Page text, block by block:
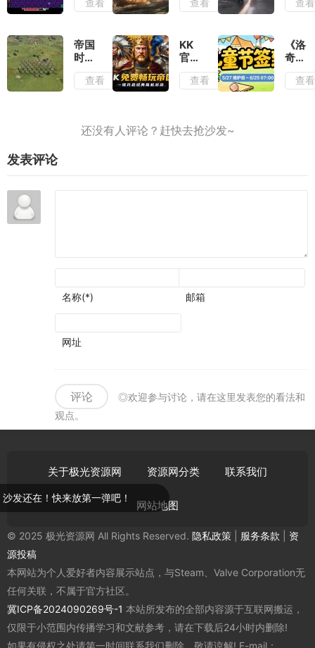
不意
适的
位置
评：
复古
滤镜
去看
查看
记忆
评：
大体
玩法
不变
的情
了视
查看
评：
厚到
几乎
无法
忽视
查看
帝国
时代
4岳
飞传
叙事
查看
KK
官方
对战
平台
2》
查看
《洛
奇》
童趣
查看
发表评论
名称(*) 邮箱
网址
评论
◎欢迎参与讨论，请在这里发表您的看法和
观点。
关于极光资源网 资源网分类 联系我们
网站地图
© 2025 极光资源网 All Rights Reserved. 隐私政策 服务条款
资
源投稿
本网站为个人爱好者内容展示站点，与Steam、Valve Corporation无
任何关联，不属于官方社区。
冀ICP备2024090269号-1 本站所发布的全部内容源于互联网搬运，
仅限于小范围内传播学习和文献参考，请在下载后24小时内删除!
如果有侵权之处请第一时间联系我们删除。敬请谅解! E-mail：
在！快来放第一弹吧！